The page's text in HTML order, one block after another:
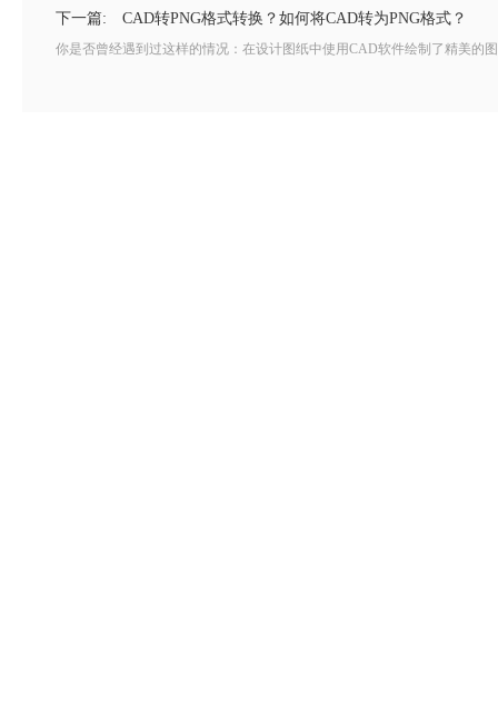
下一篇: CAD转PNG格式转换？如何将CAD转为PNG格式？
你是否曾经遇到过这样的情况：在设计图纸中使用CAD软件绘制了精美的